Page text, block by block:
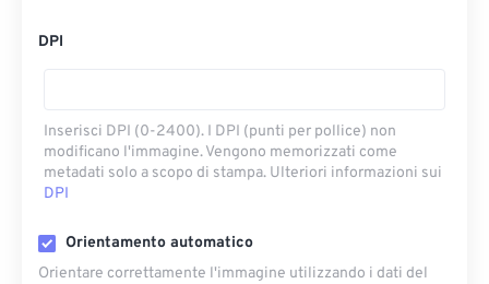
DPI
Inserisci DPI (0-2400). I DPI (punti per pollice) non
modificano l'immagine. Vengono memorizzati come
metadati solo a scopo di stampa. Ulteriori informazioni sui
DPI
Orientamento automatico
Orientare correttamente l'immagine utilizzando i dati del